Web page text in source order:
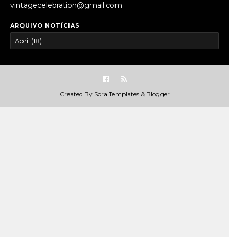
vintagecelebration@gmail.com
ARQUIVO NOTÍCIAS
Created By Sora Templates& Blogger